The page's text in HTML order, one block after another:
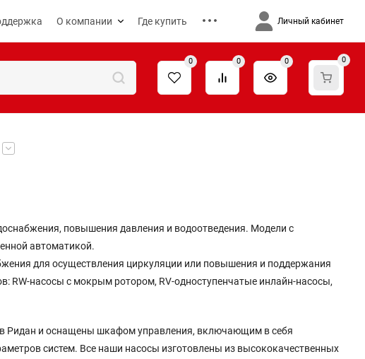
О компании Где купить Личный кабинет
0 0 0 0
повышения давления и водоотведения. Модели с
автоматикой.
для осуществления циркуляции или повышения и поддержания
RW-насосы с мокрым ротором, RV-одноступенчатые инлайн-насосы,
Ридан и оснащены шкафом управления, включающим в себя
систем. Все наши насосы изготовлены из высококачественных